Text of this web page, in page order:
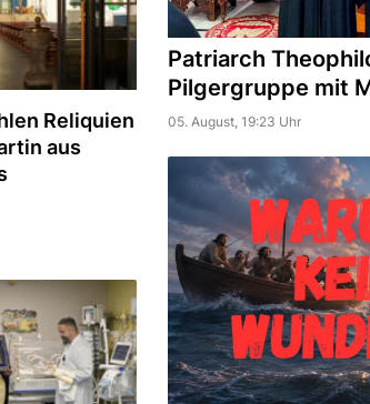
Reliquien
aus
Patriarch
Pilgergruppe mit
05. August, 19:23 Uhr